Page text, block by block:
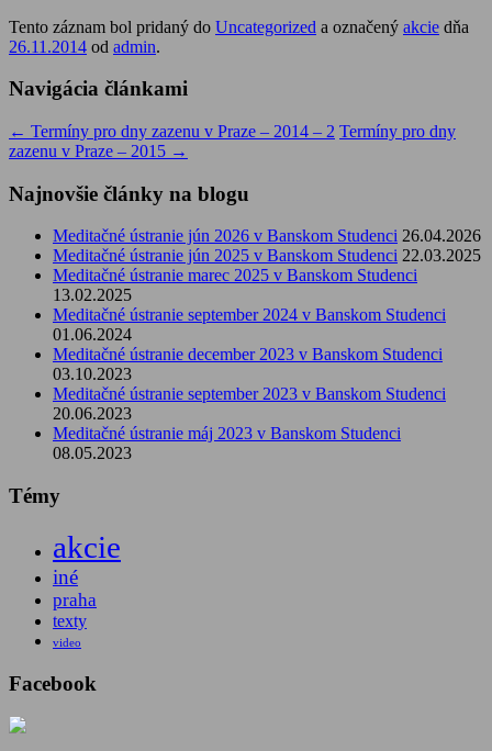
Tento záznam bol pridaný do Uncategorized a označený akcie dňa
26.11.2014 od admin.
Navigácia článkami
← Termíny pro dny zazenu v Praze – 2014 – 2 Termíny pro dny
zazenu v Praze – 2015 →
Najnovšie články na blogu
Meditačné ústranie jún 2026 v Banskom Studenci 26.04.2026
Meditačné ústranie jún 2025 v Banskom Studenci 22.03.2025
Meditačné ústranie marec 2025 v Banskom Studenci
13.02.2025
Meditačné ústranie september 2024 v Banskom Studenci
01.06.2024
Meditačné ústranie december 2023 v Banskom Studenci
03.10.2023
Meditačné ústranie september 2023 v Banskom Studenci
20.06.2023
Meditačné ústranie máj 2023 v Banskom Studenci
08.05.2023
Témy
akcie
iné
praha
texty
video
Facebook